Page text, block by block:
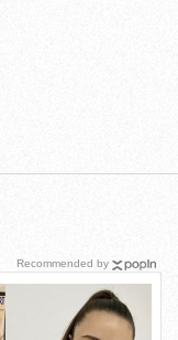
Recommended by